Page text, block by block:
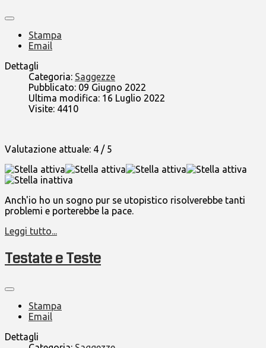
Stampa
Email
Dettagli
Categoria: Saggezze
Pubblicato: 09 Giugno 2022
Ultima modifica: 16 Luglio 2022
Visite: 4410
Valutazione attuale: 4 / 5
Anch'io ho un sogno pur se utopistico risolverebbe tanti
problemi e porterebbe la pace.
Leggi tutto...
Testate e Teste
Stampa
Email
Dettagli